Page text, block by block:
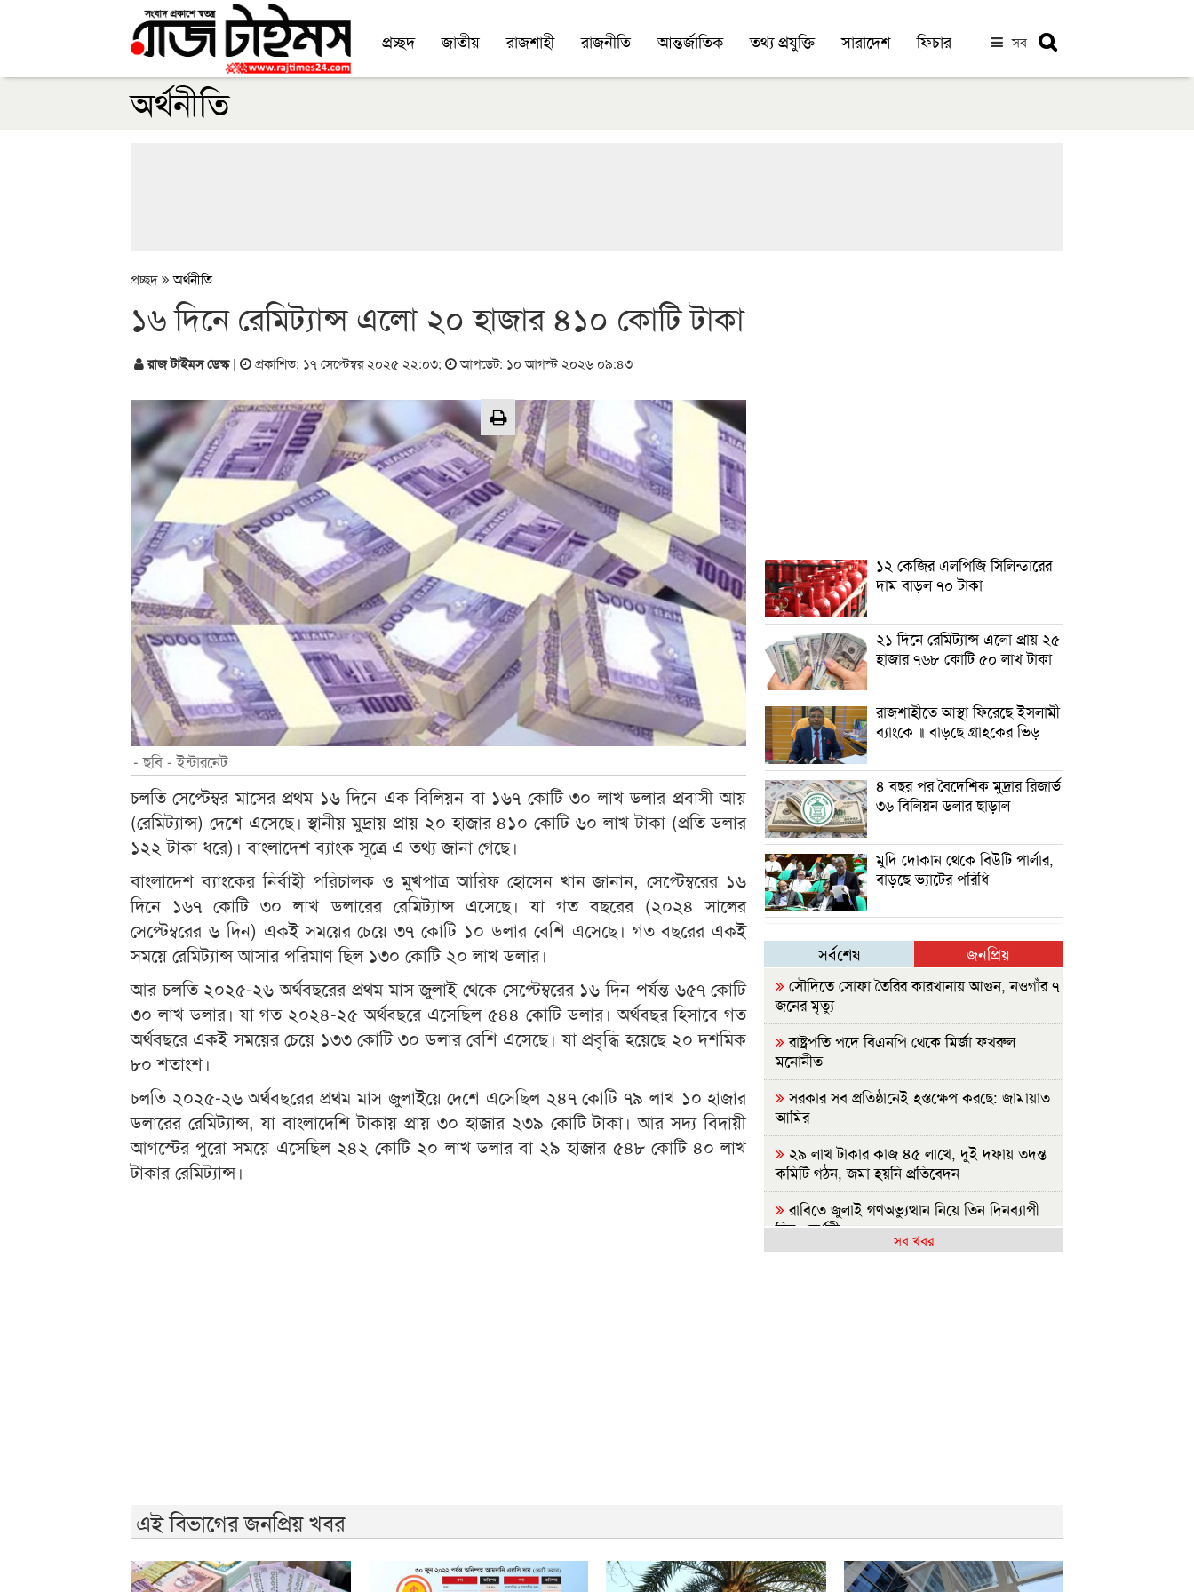
প্রচ্ছদ জাতীয় রাজশাহী রাজনীতি আন্তর্জাতিক তথ্য প্রযুক্তি সারাদেশ ফিচার সব
অর্থনীতি
প্রচ্ছদ অর্থনীতি
১৬ দিনে রেমিট্যান্স এলো ২০ হাজার ৪১০ কোটি টাকা
রাজ টাইমস ডেস্ক| প্রকাশিত: ১৭ সেপ্টেম্বর ২০২৫ ২২:০৩; আপডেট: ১০ আগস্ট ২০২৬ ০৯:৪৩
- ছবি - ইন্টারনেট
চলতি সেপ্টেম্বর মাসের প্রথম ১৬ দিনে এক বিলিয়ন বা ১৬৭ কোটি ৩০ লাখ ডলার প্রবাসী আয়
(রেমিট্যান্স) দেশে এসেছে। স্থানীয় মুদ্রায় প্রায় ২০ হাজার ৪১০ কোটি ৬০ লাখ টাকা (প্রতি ডলার
১২২ টাকা ধরে)। বাংলাদেশ ব্যাংক সূত্রে এ তথ্য জানা গেছে।
বাংলাদেশ ব্যাংকের নির্বাহী পরিচালক ও মুখপাত্র আরিফ হোসেন খান জানান, সেপ্টেম্বরের ১৬
দিনে ১৬৭ কোটি ৩০ লাখ ডলারের রেমিট্যান্স এসেছে। যা গত বছরের (২০২৪ সালের
সেপ্টেম্বরের ৬ দিন) একই সময়ের চেয়ে ৩৭ কোটি ১০ ডলার বেশি এসেছে। গত বছরের একই
সময়ে রেমিট্যান্স আসার পরিমাণ ছিল ১৩০ কোটি ২০ লাখ ডলার।
আর চলতি ২০২৫-২৬ অর্থবছরের প্রথম মাস জুলাই থেকে সেপ্টেম্বরের ১৬ দিন পর্যন্ত ৬৫৭ কোটি
৩০ লাখ ডলার। যা গত ২০২৪-২৫ অর্থবছরে এসেছিল ৫৪৪ কোটি ডলার। অর্থবছর হিসাবে গত
অর্থবছরে একই সময়ের চেয়ে ১৩৩ কোটি ৩০ ডলার বেশি এসেছে। যা প্রবৃদ্ধি হয়েছে ২০ দশমিক
৮০ শতাংশ।
চলতি ২০২৫-২৬ অর্থবছরের প্রথম মাস জুলাইয়ে দেশে এসেছিল ২৪৭ কোটি ৭৯ লাখ ১০ হাজার
ডলারের রেমিট্যান্স, যা বাংলাদেশি টাকায় প্রায় ৩০ হাজার ২৩৯ কোটি টাকা। আর সদ্য বিদায়ী
আগস্টের পুরো সময়ে এসেছিল ২৪২ কোটি ২০ লাখ ডলার বা ২৯ হাজার ৫৪৮ কোটি ৪০ লাখ
টাকার রেমিট্যান্স।
১২ কেজির এলপিজি সিলিন্ডারের
দাম বাড়ল ৭০ টাকা
২১ দিনে রেমিট্যান্স এলো প্রায় ২৫
হাজার ৭৬৮ কোটি ৫০ লাখ টাকা
রাজশাহীতে আস্থা ফিরেছে ইসলামী
ব্যাংকে ॥ বাড়ছে গ্রাহকের ভিড়
৪ বছর পর বৈদেশিক মুদ্রার রিজার্ভ
৩৬ বিলিয়ন ডলার ছাড়াল
মুদি দোকান থেকে বিউটি পার্লার,
বাড়ছে ভ্যাটের পরিধি
সর্বশেষ জনপ্রিয়
সৌদিতে সোফা তৈরির কারখানায় আগুন, নওগাঁর ৭
জনের মৃত্যু
রাষ্ট্রপতি পদে বিএনপি থেকে মির্জা ফখরুল
মনোনীত
সরকার সব প্রতিষ্ঠানেই হস্তক্ষেপ করছে: জামায়াত
আমির
২৯ লাখ টাকার কাজ ৪৫ লাখে, দুই দফায় তদন্ত
কমিটি গঠন, জমা হয়নি প্রতিবেদন
রাবিতে জুলাই গণঅভ্যুত্থান নিয়ে তিন দিনব্যাপী
চিত্র প্রদর্শনী
জামায়াত জোটের রাষ্ট্রপতি প্রার্থী ঘোষণা
রাজশাহীতে সবজির বাজারে স্বস্তি, আমিষপণ্যে
সব খবর
এই বিভাগের জনপ্রিয় খবর